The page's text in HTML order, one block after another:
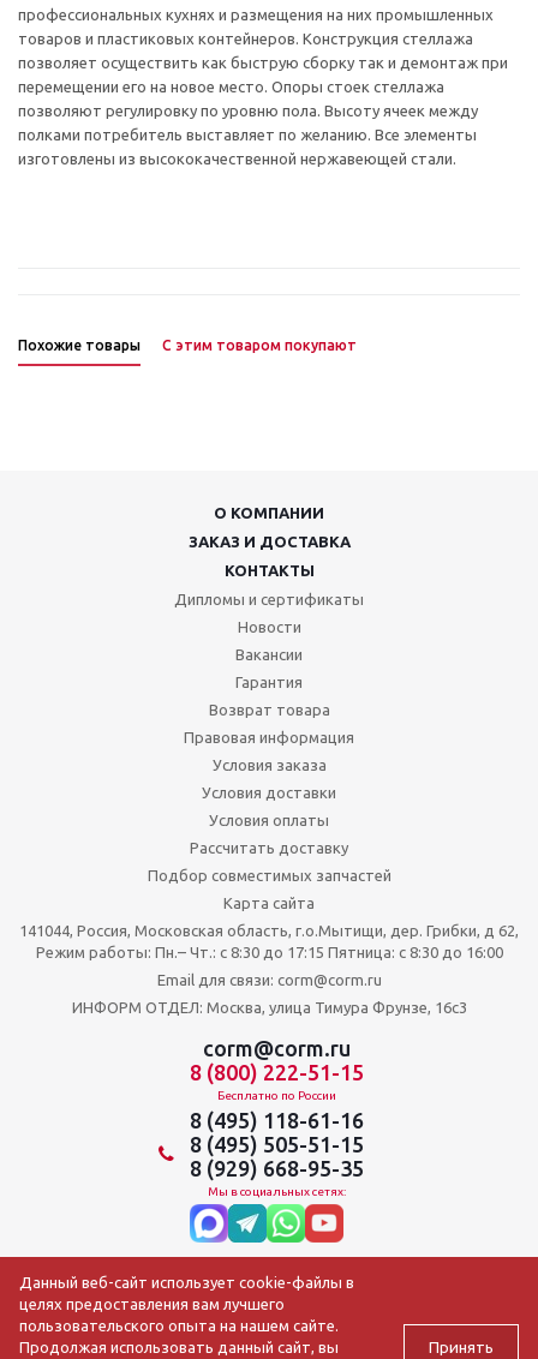
профессиональных кухнях и размещения на них промышленных
товаров и пластиковых контейнеров. Конструкция стеллажа
позволяет осуществить как быструю сборку так и демонтаж при
перемещении его на новое место. Опоры стоек стеллажа
позволяют регулировку по уровню пола. Высоту ячеек между
полками потребитель выставляет по желанию. Все элементы
изготовлены из высококачественной нержавеющей стали.
Похожие товары С этим товаром покупают
О КОМПАНИИ
ЗАКАЗ И ДОСТАВКА
КОНТАКТЫ
Дипломы и сертификаты
Новости
Вакансии
Гарантия
Возврат товара
Правовая информация
Условия заказа
Условия доставки
Условия оплаты
Рассчитать доставку
Подбор совместимых запчастей
Карта сайта
141044, Россия, Московская область, г.о.Мытищи, дер. Грибки, д 62,
Режим работы: Пн.– Чт.: с 8:30 до 17:15 Пятница: c 8:30 до 16:00
Email для связи: corm@corm.ru
ИНФОРМ ОТДЕЛ: Москва, улица Тимура Фрунзе, 16с3
corm@corm.ru
8 (800) 222-51-15
Бесплатно по России
8 (495) 118-61-16
8 (495) 505-51-15
8 (929) 668-95-35
Мы в социальных сетях:
Данный веб-сайт использует cookie-файлы в
целях предоставления вам лучшего
пользовательского опыта на нашем сайте.
Продолжая использовать данный сайт, вы
Принять